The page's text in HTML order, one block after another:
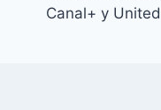
Canal+ y